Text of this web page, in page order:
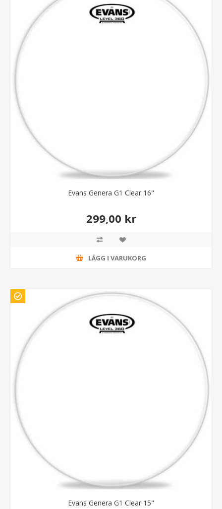
Evans Genera G1 Clear 16"
299,00 kr
LÄGG I VARUKORG
Evans Genera G1 Clear 15"